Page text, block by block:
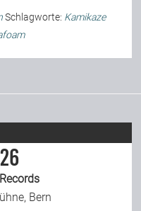
Schlagworte: Kamikaze
Bern